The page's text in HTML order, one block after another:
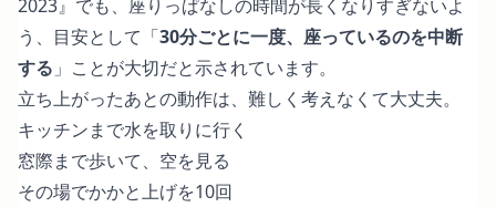
2023』 でも、座りっぱなしの時間が長くなりすぎないよ
う、目安として「30分ごとに一度、座っているのを中断
する 」ことが大切だと示されています。
立ち上がったあとの動作は、難しく考えなくて大丈夫。
キッチンまで水を取りに行く
窓際まで歩いて、空を見る
その場でかかと上げを10回